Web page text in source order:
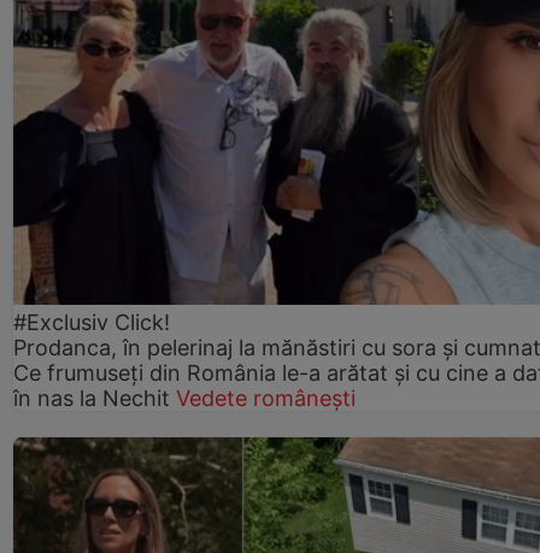
#Exclusiv Click!
Prodanca, în pelerinaj la mănăstiri cu sora și
Ce frumuseți din România le-a arătat și cu cine a
în nas la Nechit Vedete românești